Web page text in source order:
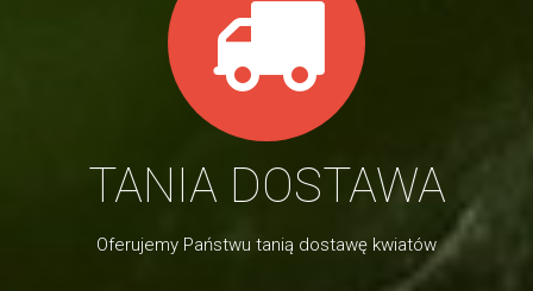
TANIA DOSTAWA
Oferujemy Państwu tanią dostawę kwiatów